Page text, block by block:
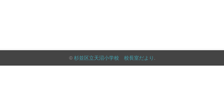
© 杉並区立天沼小学校 校長室だより .